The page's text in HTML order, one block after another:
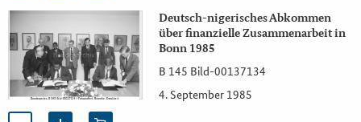
Deutsch-nigerisches Abkommen
über finanzielle Zusammenarbeit in
Bonn 1985
B 145 Bild-00137134
4. September 1985